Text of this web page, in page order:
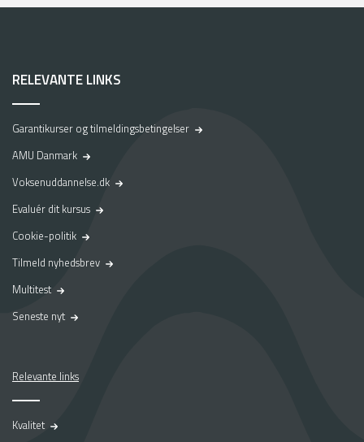
RELEVANTE LINKS
Garantikurser og tilmeldingsbetingelser
AMU Danmark
Voksenuddannelse.dk
Evaluér dit kursus
Cookie-politik
Tilmeld nyhedsbrev
Multitest
Seneste nyt
Relevante links
Kvalitet